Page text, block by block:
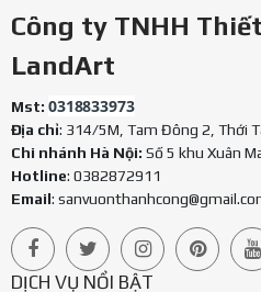
Công ty TNHH
LandArt
Mst: 0318833973
Địa chỉ: 314/5M, Tam Đông 2, Thới
Chi nhánh Hà Nội: Số 5 khu Xuân
Hotline: 0382872911
Email:
DỊCH VỤ NỔI BẬT